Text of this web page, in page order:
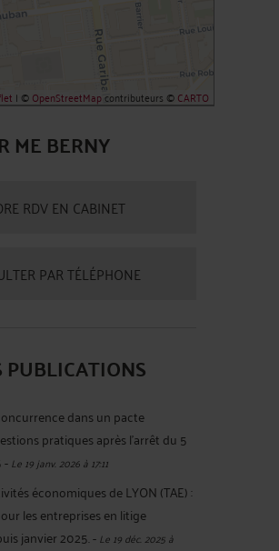
| ©OpenStreetMapcontributeurs ©CARTO
ME BERNY
RDV EN CABINET
PAR TÉLÉPHONE
PUBLICATIONS
dans un pacte
pratiques après l'arrêt du 5
-Le 19 janv. 2026 à 17:11
économiques de LYON (TAE) :
les entreprises en litige
janvier 2025.-Le 19 déc. 2025 à